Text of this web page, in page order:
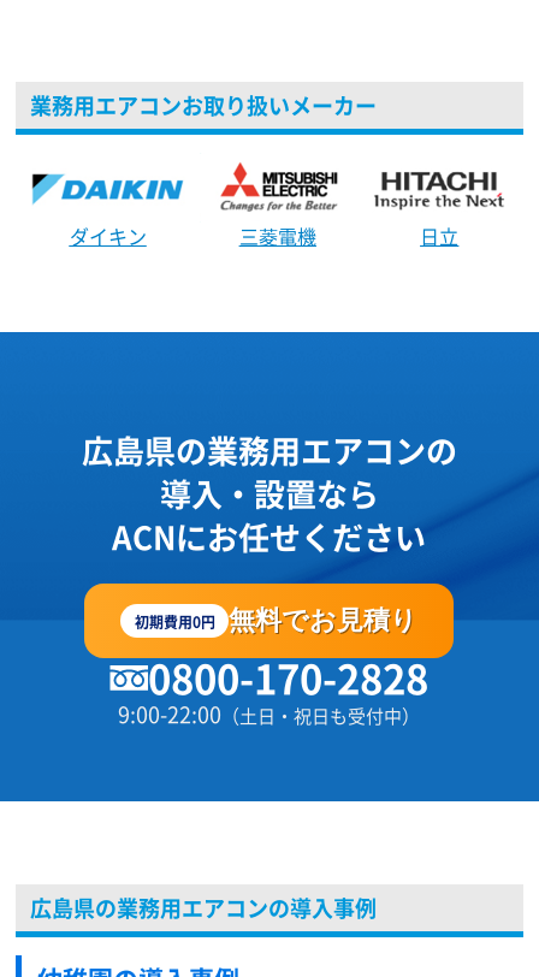
業務用エアコンお取り扱いメーカー
ダイキン 三菱電機 日立
広島県の業務用エアコンの
導入・設置なら
ACNにお任せください
初期費用0円 無料でお見積り
0800-170-2828
9:00-22:00 （土日・祝日も受付中）
広島県の業務用エアコンの導入事例